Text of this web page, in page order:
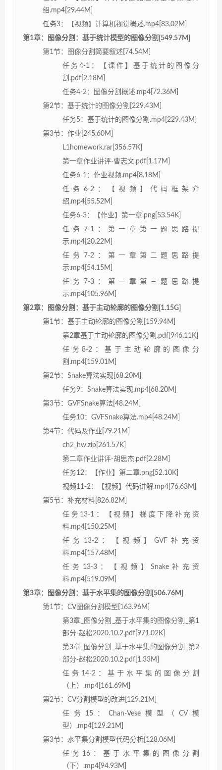
绍.mp4[29.44M]
任务3：【视频】计算机视觉概述.mp4[83.02M]
第1章：图像分割：基于统计模型的图像分割[549.57M]
第1节：图像分割简要叙述[74.54M]
任务4-1：【课件】基于统计的图像分
割.pdf[2.18M]
任务4-2：图像分割概述.mp4[72.36M]
第2节：基于统计的图像分割[229.43M]
任务5：基于统计的图像分割.mp4[229.43M]
第3节：作业[245.60M]
L1homework.rar[356.57K]
第一章作业讲评-曹志文.pdf[1.17M]
任务6-1：作业视频.mp4[8.18M]
任务6-2：【视频】代码框架介
绍.mp4[55.52M]
任务6-3：【作业】第一章.png[53.54K]
任务7-1：第一章第一题思路提
示.mp4[20.22M]
任务7-2：第一章第二题思路提
示.mp4[54.15M]
任务7-3：第一章第三题思路提
示.mp4[105.96M]
第2章：图像分割：基于主动轮廓的图像分割[1.15G]
第1节：基于主动轮廓的图像分割[159.94M]
第2章基于主动轮廓的图像分割.pdf[946.11K]
任务8-2：基于主动轮廓的图像分
割.mp4[159.01M]
第2节：Snake算法实现[68.20M]
任务9：Snake算法实现.mp4[68.20M]
第3节：GVFSnake算法[48.24M]
任务10：GVFSnake算法.mp4[48.24M]
第4节：代码及作业[79.21M]
ch2_hw.zip[261.57K]
第二章作业讲评-胡思杰.pdf[2.28M]
任务12：【作业】第二章.png[52.10K]
视频11-2：【视频】代码讲解.mp4[76.63M]
第5节：补充材料[826.82M]
任务13-1：【视频】梯度下降补充资
料.mp4[150.25M]
任务13-2：【视频】GVF补充资
料.mp4[157.48M]
任务13-3：【视频】Snake补充资
料.mp4[519.09M]
第3章：图像分割：基于水平集的图像分割[506.76M]
第1节：CV图像分割模型[163.96M]
第3章_图像分割_基于水平集的图像分割_第1
部分-赵松2020.10.2.pdf[971.02K]
第3章_图像分割_基于水平集的图像分割_第2
部分-赵松2020.10.2.pdf[1.33M]
任务14-2：基于水平集的图像分割
（上）.mp4[161.69M]
第2节：CV分割模型的改进[129.21M]
任务15：Chan-Vese模型（CV模
型）.mp4[129.21M]
第3节：水平集分割模型代码分析[128.06M]
任务16：基于水平集的图像分割
（下）.mp4[94.93M]